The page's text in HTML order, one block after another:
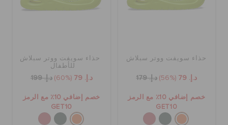
تسجيل الدخول / اشتراك
حذاء سويفت ووتر سبلاش
د.إ. 79 (56%) د.إ. 179
خصم إضافي 10٪ مع الرمز
GET10
حذاء سويفت ووتر سبلاش
للأطفال
د.إ. 79 (60%) د.إ. 199
خصم إضافي 10٪ مع الرمز
GET10